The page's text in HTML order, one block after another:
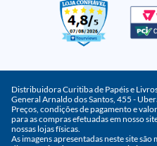
Distribuidora Curitiba de Papéis e
General Arnaldo dos Santos, 455 -
Preços, condições de pagamento e
para as compras efetuadas em nosso
nossas lojas físicas.
As imagens apresentadas neste site